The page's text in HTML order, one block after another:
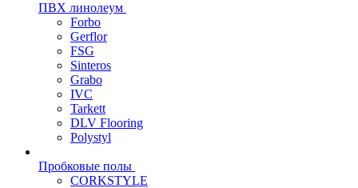
ПВХ линолеум
Forbo
Gerflor
FSG
Sinteros
Grabo
IVC
Tarkett
DLV Flooring
Polystyl
Пробковые полы
CORKSTYLE